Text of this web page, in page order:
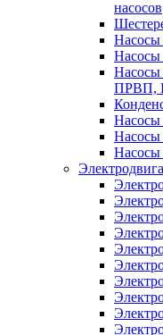
насосов
ПРВП,
Насосы